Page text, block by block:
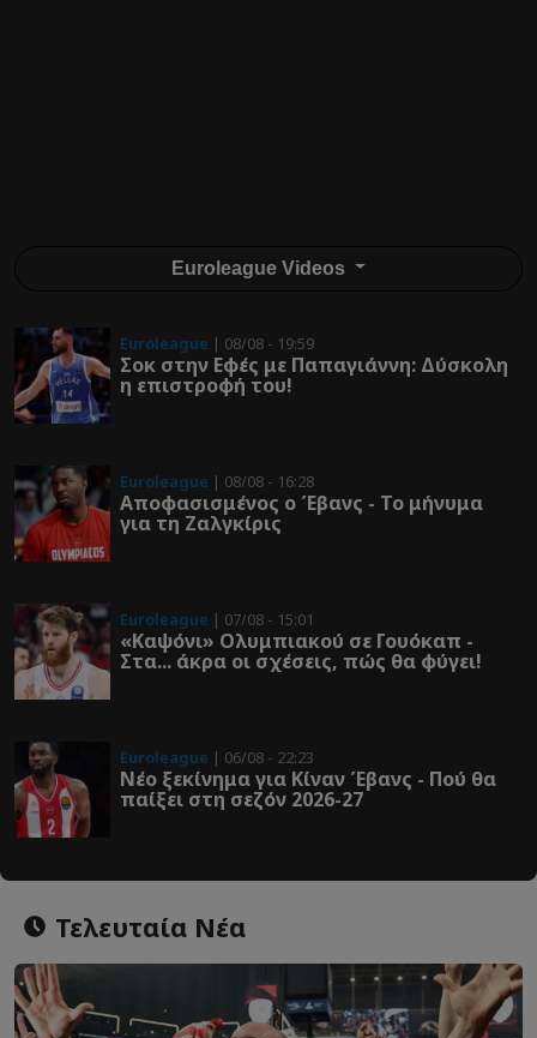
Euroleague Videos
Euroleague | 08/08 - 19:59
Σοκ στην Εφές με Παπαγιάννη: Δύσκολη
η επιστροφή του!
Euroleague | 08/08 - 16:28
Αποφασισμένος ο Έβανς - Το μήνυμα
για τη Ζαλγκίρις
Euroleague | 07/08 - 15:01
«Καψόνι» Ολυμπιακού σε Γουόκαπ -
Στα... άκρα οι σχέσεις, πώς θα φύγει!
Euroleague | 06/08 - 22:23
Νέο ξεκίνημα για Κίναν Έβανς - Πού θα
παίξει στη σεζόν 2026-27
Τελευταία Νέα